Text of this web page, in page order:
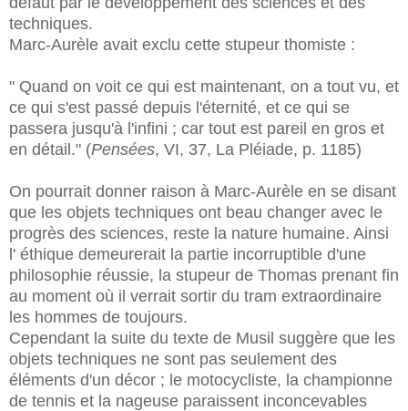
techniques.
Marc-Aurèle avait exclu cette stupeur thomiste :
" Quand on voit ce qui est maintenant, on a tout vu, et
ce qui s'est passé depuis l'éternité, et ce qui se
passera jusqu'à l'infini ; car tout est pareil en gros et
en détail." (Pensées, VI, 37, La Pléiade, p. 1185)
On pourrait donner raison à Marc-Aurèle en se disant
que les objets techniques ont beau changer avec le
progrès des sciences, reste la nature humaine. Ainsi
l' éthique demeurerait la partie incorruptible d'une
philosophie réussie, la stupeur de Thomas prenant fin
au moment où il verrait sortir du tram extraordinaire
les hommes de toujours.
Cependant la suite du texte de Musil suggère que les
objets techniques ne sont pas seulement des
éléments d'un décor ; le motocycliste, la championne
de tennis et la nageuse paraissent inconcevables